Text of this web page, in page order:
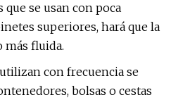
se usan con poca
superiores, hará que la
más fluida.
con frecuencia se
bolsas o cestas